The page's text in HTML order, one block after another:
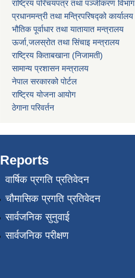
राष्ट्रिय परिचयपत्र तथा पञ्‍जीकरण विभाग
प्रधानमन्त्री तथा मन्त्रिपरिषद्को कार्यालय
भौतिक पूर्वाधार तथा यातायात मन्त्रालय
ऊर्जा,जलस्रोत तथा सिंचाइ मन्त्रालय
राष्ट्रिय किताबखाना (निजामती)
सामान्य प्रशासन मन्त्रालय
नेपाल सरकारको पोर्टल
राष्ट्रिय योजना आयोग
ठेगाना परिवर्तन
Reports
वार्षिक प्रगति प्रतिवेदन
चौमासिक प्रगति प्रतिवेदन
सार्वजनिक सुनुवाई
सार्वजनिक परीक्षण